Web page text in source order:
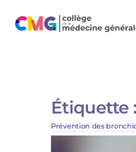
Étiquette :
Prévention des